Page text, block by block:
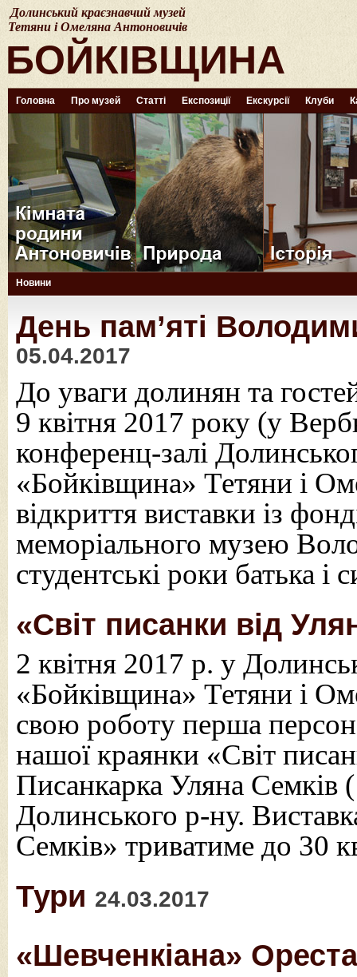
Долинський краєзнавчий музей
Тетяни і Омеляна Антоновичів
БОЙКІВЩИНА
Головна Про музей Статті Експозиції Екскурсії Клуби
Новини
День пам’яті
05.04.2017
До уваги долинян та
9 квітня 2017 року (у
конференц-залі
«Бойківщина» Тетяни і
відкриття виставки із
меморіального музею
студентські роки батька і
«Світ писанки від
2 квітня 2017 р. у
«Бойківщина» Тетяни і
свою роботу перша
нашої краянки «Світ
Писанкарка Уляна
Долинського р-ну.
Семків» триватиме до 30
Тури 24.03.2017
«Шевченкіана»